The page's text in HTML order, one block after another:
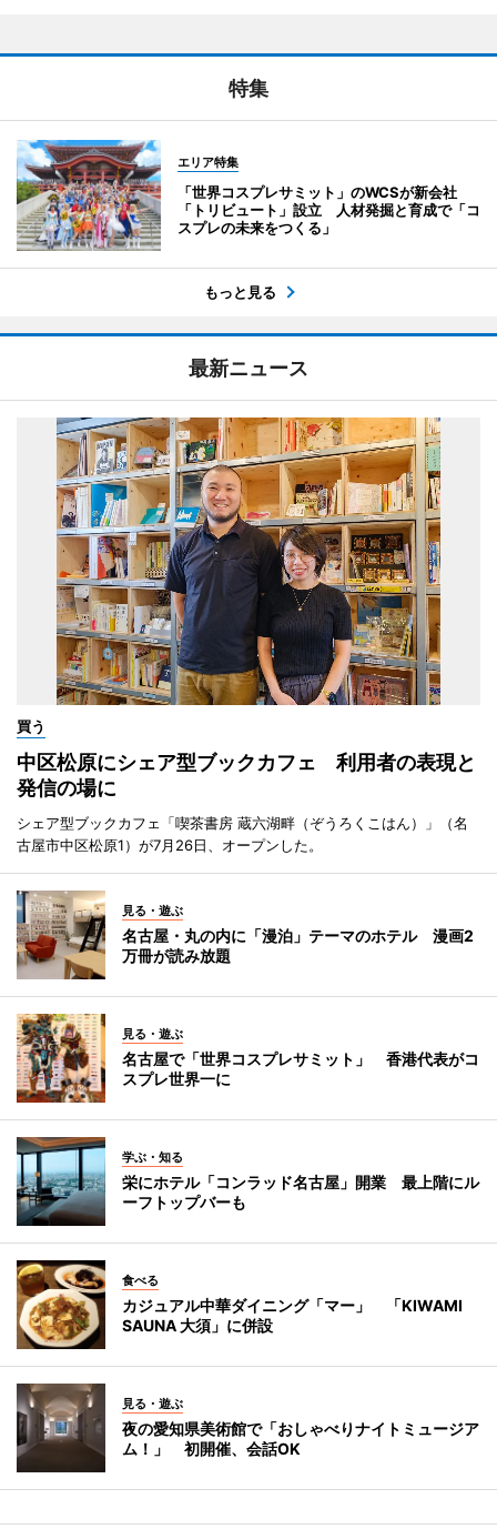
特集
エリア特集
「世界コスプレサミット」のWCSが新会社
「トリビュート」設立 人材発掘と育成で「コ
スプレの未来をつくる」
もっと見る
最新ニュース
買う
中区松原にシェア型ブックカフェ 利用者の表現と
発信の場に
シェア型ブックカフェ「喫茶書房 蔵六湖畔（ぞうろくこはん）」（名
古屋市中区松原1）が7月26日、オープンした。
見る・遊ぶ
名古屋・丸の内に「漫泊」テーマのホテル 漫画2
万冊が読み放題
見る・遊ぶ
名古屋で「世界コスプレサミット」 香港代表がコ
スプレ世界一に
学ぶ・知る
栄にホテル「コンラッド名古屋」開業 最上階にル
ーフトップバーも
食べる
カジュアル中華ダイニング「マー」 「KIWAMI
SAUNA 大須」に併設
見る・遊ぶ
夜の愛知県美術館で「おしゃべりナイトミュージア
ム！」 初開催、会話OK